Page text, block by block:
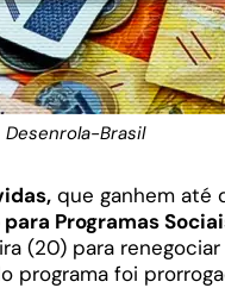
Desenrola-Brasil
que ganhem até
Programas
(20) para
programa foi